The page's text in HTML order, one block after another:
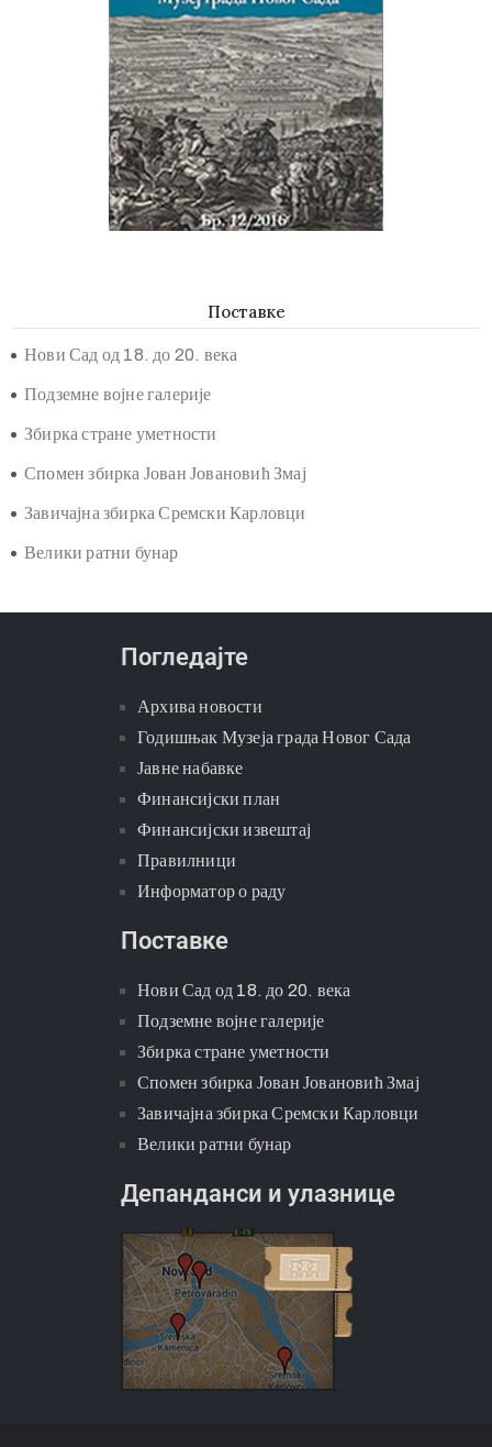
Поставке
Нови Сад од 18. до 20. века
Подземне војне галерије
Збирка стране уметности
Спомен збирка Јован Јовановић Змај
Завичајна збирка Сремски Карловци
Велики ратни бунар
Погледајте
Архива новости
Годишњак Музеја града Новог Сада
Јавне набавке
Финансијски план
Финансијски извештај
Правилници
Информатор о раду
Поставке
Нови Сад од 18. до 20. века
Подземне војне галерије
Збирка стране уметности
Спомен збирка Јован Јовановић Змај
Завичајна збирка Сремски Карловци
Велики ратни бунар
Депанданси и улазнице